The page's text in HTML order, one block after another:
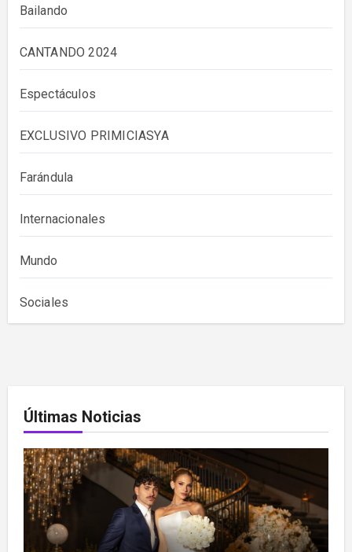
Bailando
CANTANDO 2024
Espectáculos
EXCLUSIVO PRIMICIASYA
Farándula
Internacionales
Mundo
Sociales
Últimas Noticias